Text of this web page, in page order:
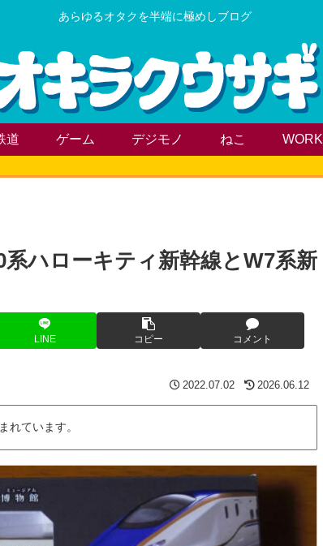
あらゆるオタクを半端に極めしブログ
道 ゲーム デジモノ ねこ WORK
ハローキティ新幹線とW7系新
LINE コピー コメント
2022.07.02 2026.06.12
れています。